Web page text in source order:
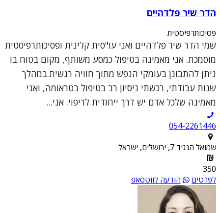
הדר שיר פלדהיים
פסיכותרפיסטית
שמי הדר שיר פלדהיים ואני עו"סית קלינית ופסיכותרפיסטית
מוסמכת. אני מאמינה בטיפול כמסע משותף, מקום בטוח בו
ניתן להתבונן בעומקי הנפש מתוך חוויה רגשית.במהלך
שנות עבודתי, רכשתי ניסיון רב בטיפול בטראומה, ואני
מאמינה שלכל אדם יש דרך ייחודית לריפוי. אני...
054-2261446
שמואל הנגיד 7, ירושלים, ישראל
350
לפרטים
הודעה לווטסאפ